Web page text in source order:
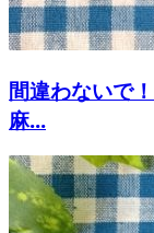
間違わないで
麻...